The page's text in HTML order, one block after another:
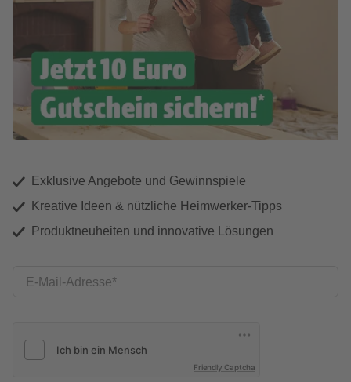
Exklusive Angebote und Gewinnspiele
Kreative Ideen & nützliche Heimwerker-Tipps
Produktneuheiten und innovative Lösungen
E-Mail-Adresse
Friendly Captcha